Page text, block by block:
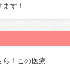
す！
ら！この医療